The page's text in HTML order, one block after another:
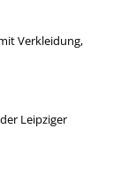
Verkleidung,
Leipziger